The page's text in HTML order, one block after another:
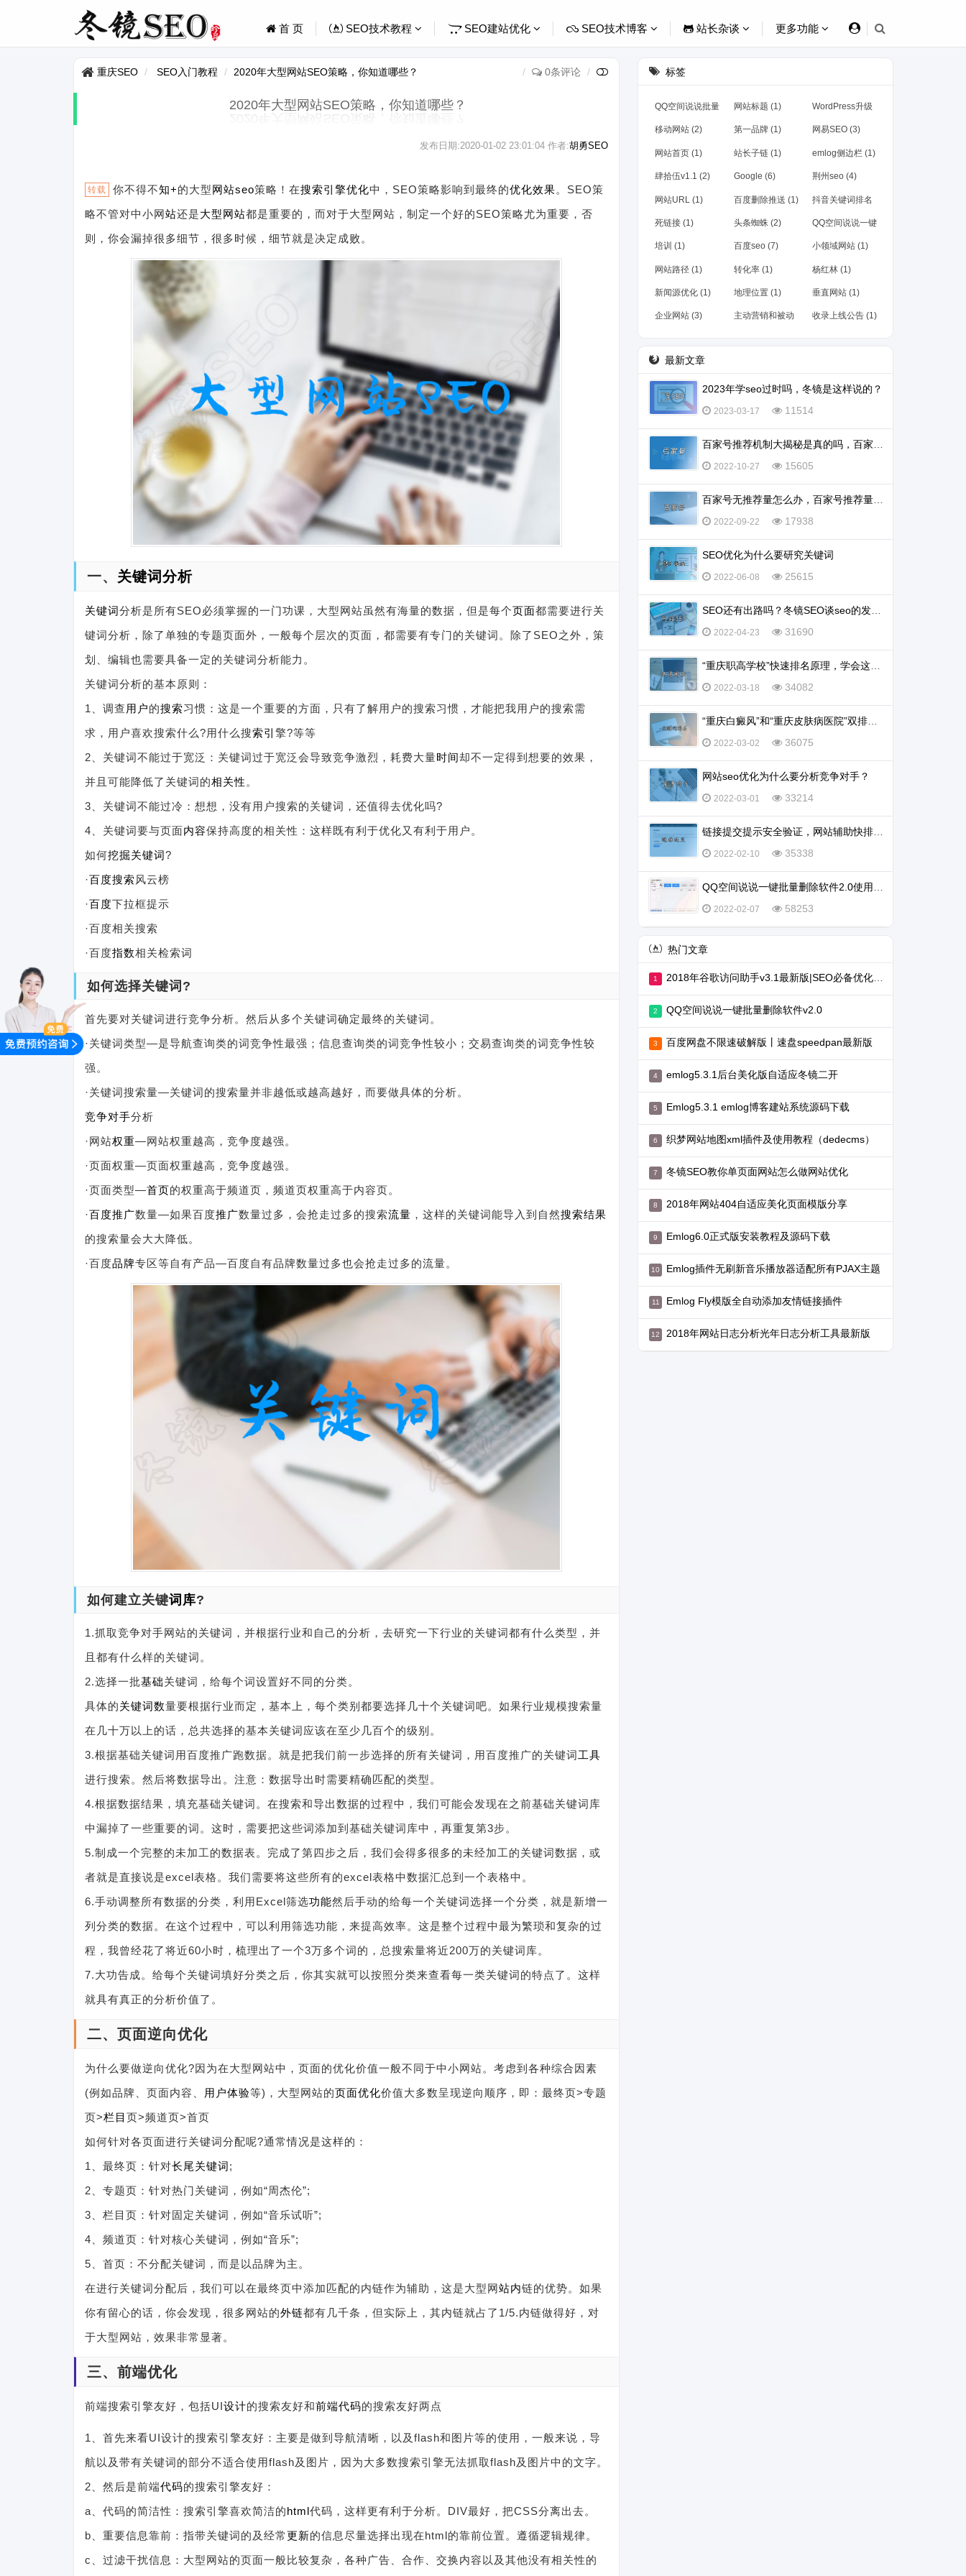
首 页 SEO技术教程 SEO建站优化 SEO技术博客 站长杂谈 更多功能
重庆SEO SEO入门教程 2020年大型网站SEO策略，你知道哪些？ 0条评论
2020年大型网站SEO策略，你知道哪些？
发布日期:2020-01-02 23:01:04 作者:胡勇SEO
转载 你不得不知+的大型网站seo策略！在搜索引擎优化中，SEO策略影响到最终的优化效果。SEO策
略不管对中小网站还是大型网站都是重要的，而对于大型网站，制定一个好的SEO策略尤为重要，否
则，你会漏掉很多细节，很多时候，细节就是决定成败。
一、 关键词分析
关键词分析是所有SEO必须掌握的一门功课，大型网站虽然有海量的数据，但是每个页面都需要进行关
键词分析，除了单独的专题页面外，一般每个层次的页面，都需要有专门的关键词。除了SEO之外，策
划、编辑也需要具备一定的关键词分析能力。
关键词分析的基本原则：
1、调查 用户的搜索习惯：这是一个重要的方面，只有了解用户的搜索习惯，才能把我用户的搜索需
求，用户喜欢搜索什么?用什么搜索引 擎?等等
2、关键词不能过于宽泛：关键词过于宽泛会导致竞争激烈，耗费大量时间却不一定得到想要的效果，
并且可能降低了关键词的相关性 。
3、关键词不能过冷：想想，没有用户搜索的关键词，还值得去优化吗?
4、关键词要与页面内容保持高度的相关性：这样既有利于优化又有利于用户。
如何挖掘关键词?
·百度搜索风云榜
·百度下拉框提示
·百度相关搜索
·百度指数相关检索词
如何选择关键词?
首先要对关键词进行竞争分析。然后从多个关键词确定最终的关键词。
·关键词类型—是导航查询类的词竞争性最强；信息查询类的词竞争性较小；交易查询类的词竞争性较
强。
·关键词搜索量—关键词的搜索量并非越低或越高越好，而要做具体的分析。
竞争对手分析
·网站权重—网站权重越高，竞争度越强。
·页面权重—页面权重越高，竞争度越强。
·页面类型—首页的权重高于频道页，频道页权重高于内容页。
·百度推广数量—如果百度推广数量过多，会抢走过多的搜索流量 ，这样的关键词能导入到自然搜索结果
的搜索量会大大降低。
·百度品牌专区等自有产品—百度自有品牌数量过多也会抢走过多的流量。
如何建立关键词库?
1.抓取竞争对手网站的关键词，并根据行业和自己的分析，去研究一下行业的关键词都有什么类型，并
且都有什么样的关键词。
2.选择一批基础关键词，给每个词设置好不同的分类。
具体的关键词数量要根据行业而定，基本上，每个类别都要选择几十个关键词吧。如果行业规模搜索量
在几十万以上的话，总共选择的基本关键词应该在至少几百个的级别。
3.根据基础关键词用百度推广跑数据。就是把我们前一步选择的所有关键词，用百度推广的关键词工具
进行搜索。然后将数据导出。注意：数据导出时需要精确匹配的类型。
4.根据数据结果，填充基础关键词。在搜索和导出数据的过程中，我们可能会发现在之前基础关键词库
中漏掉了一些重要的词。这时，需要把这些词添加到基础关键词库中，再重复第3步。
5.制成一个完整的未加工的数据表。完成了第四步之后，我们会得多很多的未经加工的关键词数据，或
者就是直接说是excel表格。我们需要将这些所有的excel表格中数据汇总到一个表格中。
6.手动调整所有数据的分类，利用Excel筛选功能然后手动的给每一个关键词选择一个分类，就是新增一
列分类的数据。在这个过程中，可以利用筛选功能，来提高效率。这是整个过程中最为繁琐和复杂的过
程，我曾经花了将近60小时，梳理出了一个3万多个词的，总搜索量将近200万的关键词库。
7.大功告成。给每个关键词填好分类之后，你其实就可以按照分类来查看每一类关键词的特点了。这样
就具有真正的分析价值了。
二、页面逆向优化
为什么要做逆向优化?因为在大型网站中，页面的优化价值一般不同于中小网站。考虑到各种综合因素
(例如品牌、页面内容、
用户体验等)，大型网站的页面优化价值大多数呈现逆向顺序，即：最终页>专题
页>栏目 页>频道页>首页
如何针对各页面进行关键词分配呢?通常情况是这样的：
1、最终页：针对长尾关键词;
2、专题页：针对热门关键词，例如“周杰伦”;
3、栏目页：针对固定关键词，例如“音乐试听”;
4、频道页：针对核心关键词，例如“音乐”;
5、首页：不分配关键词，而是以品牌为主。
在进行关键词分配后，我们可以在最终页中添加匹配的内链作为辅助，这是大型网站内链的优势。如果
你有留心的话，你会发现，很多网站的外链都有几千条，但实际上，其内链就占了1/5.内链做得好，对
于大型网站，效果非常显著。
三、前端优化
前端搜索引擎友好，包括UI设计的搜索友好和前端代码的搜索友好两点
1、首先来看UI设计的搜索引擎友好：主要是做到导航清晰，以及flash和图片等的使用，一般来说，导
航以及带有关键词的部分不适合使用flash及图片，因为大多数搜索引擎无法抓取flash及图片中的文字。
2、然后是前端代码的搜索引擎友好：
a、代码的简洁性：搜索引擎喜欢简洁的html代码，这样更有利于分析。DIV最好，把CSS分离出去。
b、重要信息靠前：指带关键词的及经常更新的信息尽量选择出现在html的靠前位置。遵循逻辑规律。
c、过滤干扰信息：大型网站的页面一般比较复杂，各种广告、合作、交换内容以及其他没有相关性的
标签
QQ空间说说批量
删除软件 (2)
网站标题 (1) WordPress升级
(1)
移动网站 (2) 第一品牌 (1) 网易SEO (3)
网站首页 (1) 站长子链 (1) emlog侧边栏 (1)
肆拾伍v1.1 (2) Google (6) 荆州seo (4)
网站URL (1) 百度删除推送 (1) 抖音关键词排名
(1)
死链接 (1) 头条蜘蛛 (2) QQ空间说说一键
批量删除软件 (2)
培训 (1) 百度seo (7) 小领域网站 (1)
网站路径 (1) 转化率 (1) 杨红林 (1)
新闻源优化 (1) 地理位置 (1) 垂直网站 (1)
企业网站 (3) 主动营销和被动 收录上线公告 (1)
最新文章
2023年学seo过时吗，冬镜是这样说的？
2023-03-17 11514
2022-10-27 15605
2022-09-22 17938
SEO优化为什么要研究关键词
2022-06-08 25615
2022-04-23 31690
2022-03-18 34082
2022-03-02 36075
网站seo优化为什么要分析竞争对手？
2022-03-01 33214
2022-02-10 35338
2022-02-07 58253
热门文章
2018年谷歌访问助手v3.1最新版|SEO必备优化工具
QQ空间说说一键批量删除软件v2.0
百度网盘不限速破解版丨速盘speedpan最新版
emlog5.3.1后台美化版自适应冬镜二开
Emlog5.3.1 emlog博客建站系统源码下载
织梦网站地图xml插件及使用教程（dedecms）
冬镜SEO教你单页面网站怎么做网站优化
2018年网站404自适应美化页面模版分享
Emlog6.0正式版安装教程及源码下载
Emlog插件无刷新音乐播放器适配所有PJAX主题
Emlog Fly模版全自动添加友情链接插件
2018年网站日志分析光年日志分析工具最新版